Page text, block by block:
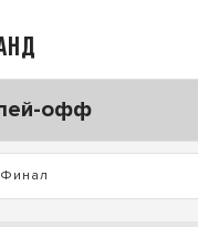
офф
Финал